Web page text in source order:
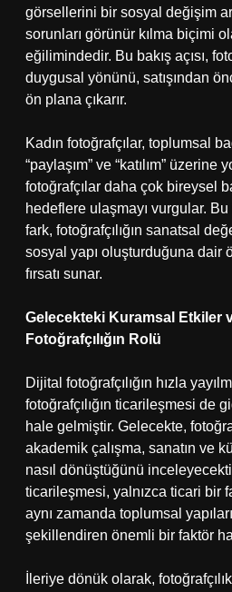
görsellerini bir sosyal değişim
sorunları görünür kılma biçimi
eğilimindedir. Bu bakış açısı,
duygusal yönünü, satışından
ön plana çıkarır.
Kadın fotoğrafçılar, toplumsal
“paylaşım” ve “katılım” üzerine
fotoğrafçılar daha çok bireysel
hedeflere ulaşmayı vurgular.
fark, fotoğrafçılığın sanatsal
sosyal yapı oluşturduğuna dair
fırsatı sunar.
Gelecekteki Kuramsal Etkiler
Fotoğrafçılığın Rolü
Dijital fotoğrafçılığın hızla
fotoğrafçılığın ticarileşmesi de
hale gelmiştir. Gelecekte,
akademik çalışma, sanatın ve
nasıl dönüştüğünü
ticarileşmesi, yalnızca ticari bir
aynı zamanda toplumsal
şekillendiren önemli bir faktör
İleriye dönük olarak,